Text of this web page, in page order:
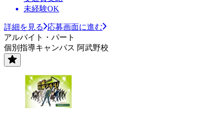
未経験OK
詳細を見る
応募画面に進む
アルバイト・パート
個別指導キャンパス 阿武野校